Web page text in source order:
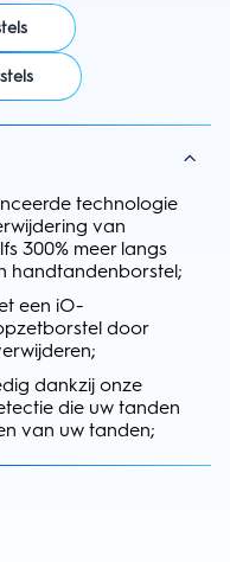
technologie
van
300% meer langs
handtandenborstel;
een iO-
door
dankzij onze
die uw tanden
van uw tanden;